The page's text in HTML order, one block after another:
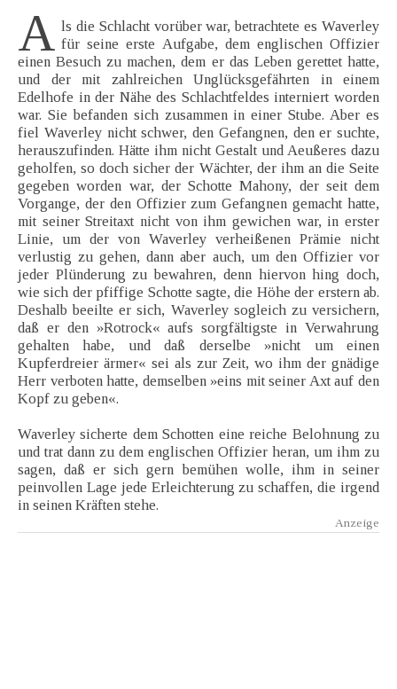
A ls die Schlacht vorüber war, betrachtete es Waverley
für seine erste Aufgabe, dem englischen Offizier
einen Besuch zu machen, dem er das Leben gerettet hatte,
und der mit zahlreichen Unglücksgefährten in einem
Edelhofe in der Nähe des Schlachtfeldes interniert worden
war. Sie befanden sich zusammen in einer Stube. Aber es
fiel Waverley nicht schwer, den Gefangnen, den er suchte,
herauszufinden. Hätte ihm nicht Gestalt und Aeußeres dazu
geholfen, so doch sicher der Wächter, der ihm an die Seite
gegeben worden war, der Schotte Mahony, der seit dem
Vorgange, der den Offizier zum Gefangnen gemacht hatte,
mit seiner Streitaxt nicht von ihm gewichen war, in erster
Linie, um der von Waverley verheißenen Prämie nicht
verlustig zu gehen, dann aber auch, um den Offizier vor
jeder Plünderung zu bewahren, denn hiervon hing doch,
wie sich der pfiffige Schotte sagte, die Höhe der erstern ab.
Deshalb beeilte er sich, Waverley sogleich zu versichern,
daß er den »Rotrock« aufs sorgfältigste in Verwahrung
gehalten habe, und daß derselbe »nicht um einen
Kupferdreier ärmer« sei als zur Zeit, wo ihm der gnädige
Herr verboten hatte, demselben »eins mit seiner Axt auf den
Kopf zu geben«.
Waverley sicherte dem Schotten eine reiche Belohnung zu
und trat dann zu dem englischen Offizier heran, um ihm zu
sagen, daß er sich gern bemühen wolle, ihm in seiner
peinvollen Lage jede Erleichterung zu schaffen, die irgend
in seinen Kräften stehe.